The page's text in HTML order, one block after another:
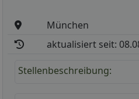
München
aktualisiert seit:
Stellenbeschreibung: